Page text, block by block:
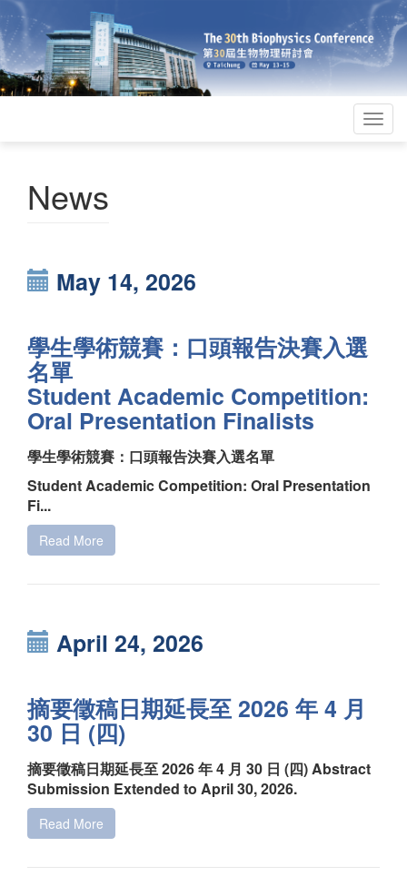
News
May 14, 2026
學生學術競賽：口頭報告決賽入選
名單
Student Academic Competition:
Oral Presentation Finalists
學生學術競賽：口頭報告決賽入選名單
Student Academic Competition: Oral Presentation
Fi...
Read More
April 24, 2026
摘要徵稿日期延長至 2026 年 4 月
30 日 (四)
摘要徵稿日期延長至 2026 年 4 月 30 日 (四) Abstract
Submission Extended to April 30, 2026.
Read More